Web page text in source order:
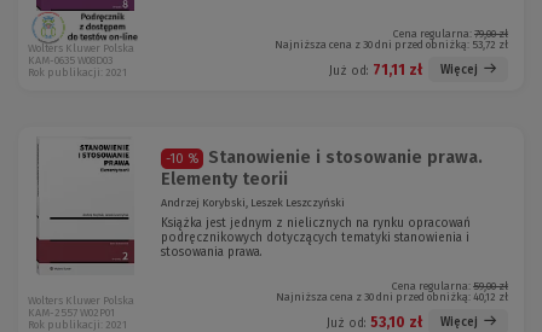
Cena regularna: 79,00 zł
Najniższa cena z 30 dni przed obniżką: 53,72 zł
Już od: 71,11 zł Więcej
Wolters Kluwer Polska
KAM-0635 W08D03
Rok publikacji: 2021
-10 %
Stanowienie i stosowanie prawa.
Elementy teorii
Andrzej Korybski, Leszek Leszczyński
Książka jest jednym z nielicznych na rynku opracowań
podręcznikowych dotyczących tematyki stanowienia i
stosowania prawa.
Cena regularna: 59,00 zł
Najniższa cena z 30 dni przed obniżką: 40,12 zł
Już od: 53,10 zł Więcej
Wolters Kluwer Polska
KAM-2557 W02P01
Rok publikacji: 2021